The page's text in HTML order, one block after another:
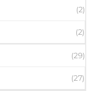
(2)
(2)
(29)
(27)